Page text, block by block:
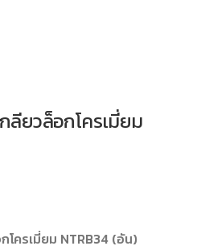
ลียวล็อกโครเมี่ยม
โครเมี่ยม NTRB34 (อัน)